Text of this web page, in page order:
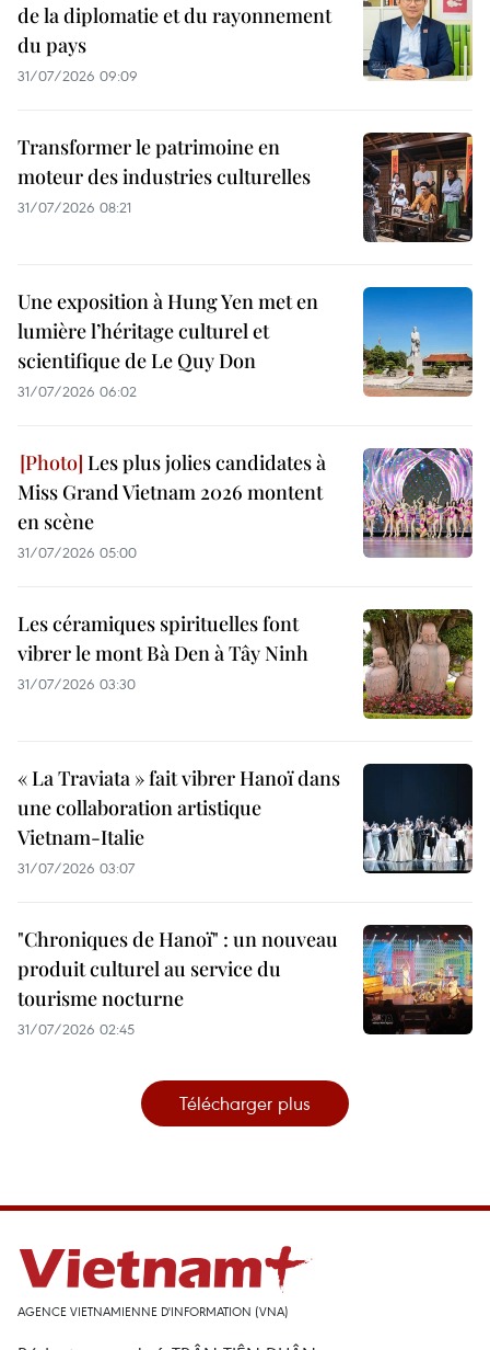
de la diplomatie et du rayonnement
du pays
31/07/2026 09:09
Transformer le patrimoine en
moteur des industries culturelles
31/07/2026 08:21
Une exposition à Hung Yen met en
lumière l’héritage culturel et
scientifique de Le Quy Don
31/07/2026 06:02
Les plus jolies candidates à
Miss Grand Vietnam 2026 montent
en scène
31/07/2026 05:00
Les céramiques spirituelles font
vibrer le mont Bà Den à Tây Ninh
31/07/2026 03:30
« La Traviata » fait vibrer Hanoï dans
une collaboration artistique
Vietnam-Italie
31/07/2026 03:07
"Chroniques de Hanoï" : un nouveau
produit culturel au service du
tourisme nocturne
31/07/2026 02:45
Télécharger plus
AGENCE VIETNAMIENNE D'INFORMATION (VNA)